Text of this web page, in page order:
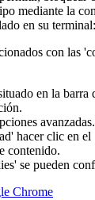
mediante la
en su terminal:
con las
en la barra
avanzadas.
hacer clic en el
contenido.
se pueden
Chrome